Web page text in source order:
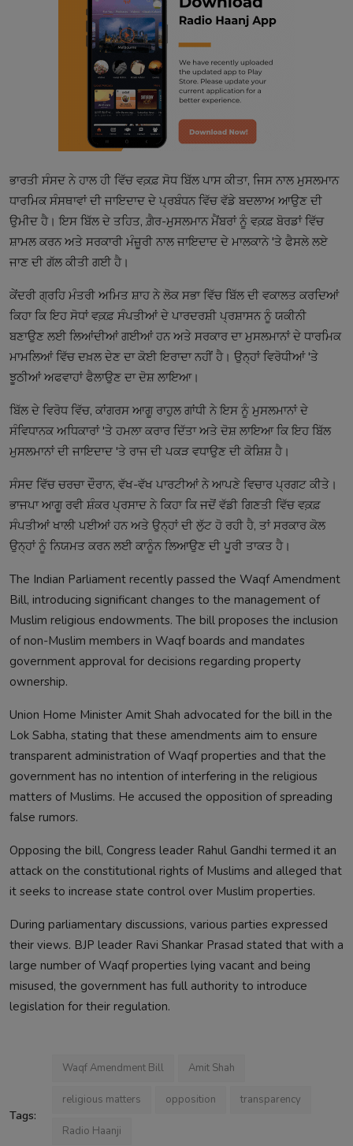
ਭਾਰਤੀ ਸੰਸਦ ਨੇ ਹਾਲ ਹੀ ਵਿੱਚ ਵਕ਼ਫ਼ ਸੋਧ ਬਿੱਲ ਪਾਸ ਕੀਤਾ, ਜਿਸ ਨਾਲ ਮੁਸਲਮਾਨ
ਧਾਰਮਿਕ ਸੰਸਥਾਵਾਂ ਦੀ ਜਾਇਦਾਦ ਦੇ ਪ੍ਰਬੰਧਨ ਵਿੱਚ ਵੱਡੇ ਬਦਲਾਅ ਆਉਣ ਦੀ
ਉਮੀਦ ਹੈ। ਇਸ ਬਿੱਲ ਦੇ ਤਹਿਤ, ਗ਼ੈਰ-ਮੁਸਲਮਾਨ ਮੈਂਬਰਾਂ ਨੂੰ ਵਕ਼ਫ਼ ਬੋਰਡਾਂ ਵਿੱਚ
ਸ਼ਾਮਲ ਕਰਨ ਅਤੇ ਸਰਕਾਰੀ ਮੰਜ਼ੂਰੀ ਨਾਲ ਜਾਇਦਾਦ ਦੇ ਮਾਲਕਾਨੇ 'ਤੇ ਫੈਸਲੇ ਲਏ
ਜਾਣ ਦੀ ਗੱਲ ਕੀਤੀ ਗਈ ਹੈ। ​
ਕੇਂਦਰੀ ਗ੍ਰਹਿ ਮੰਤਰੀ ਅਮਿਤ ਸ਼ਾਹ ਨੇ ਲੋਕ ਸਭਾ ਵਿੱਚ ਬਿੱਲ ਦੀ ਵਕਾਲਤ ਕਰਦਿਆਂ
ਕਿਹਾ ਕਿ ਇਹ ਸੋਧਾਂ ਵਕ਼ਫ਼ ਸੰਪਤੀਆਂ ਦੇ ਪਾਰਦਰਸ਼ੀ ਪ੍ਰਸ਼ਾਸਨ ਨੂੰ ਯਕੀਨੀ
ਬਣਾਉਣ ਲਈ ਲਿਆਂਦੀਆਂ ਗਈਆਂ ਹਨ ਅਤੇ ਸਰਕਾਰ ਦਾ ਮੁਸਲਮਾਨਾਂ ਦੇ ਧਾਰਮਿਕ
ਮਾਮਲਿਆਂ ਵਿੱਚ ਦਖ਼ਲ ਦੇਣ ਦਾ ਕੋਈ ਇਰਾਦਾ ਨਹੀਂ ਹੈ। ਉਨ੍ਹਾਂ ਵਿਰੋਧੀਆਂ 'ਤੇ
ਝੂਠੀਆਂ ਅਫਵਾਹਾਂ ਫੈਲਾਉਣ ਦਾ ਦੋਸ਼ ਲਾਇਆ। ​
ਬਿੱਲ ਦੇ ਵਿਰੋਧ ਵਿੱਚ, ਕਾਂਗਰਸ ਆਗੂ ਰਾਹੁਲ ਗਾਂਧੀ ਨੇ ਇਸ ਨੂੰ ਮੁਸਲਮਾਨਾਂ ਦੇ
ਸੰਵਿਧਾਨਕ ਅਧਿਕਾਰਾਂ 'ਤੇ ਹਮਲਾ ਕਰਾਰ ਦਿੱਤਾ ਅਤੇ ਦੋਸ਼ ਲਾਇਆ ਕਿ ਇਹ ਬਿੱਲ
ਮੁਸਲਮਾਨਾਂ ਦੀ ਜਾਇਦਾਦ 'ਤੇ ਰਾਜ ਦੀ ਪਕੜ ਵਧਾਉਣ ਦੀ ਕੋਸ਼ਿਸ਼ ਹੈ। ​
ਸੰਸਦ ਵਿੱਚ ਚਰਚਾ ਦੌਰਾਨ, ਵੱਖ-ਵੱਖ ਪਾਰਟੀਆਂ ਨੇ ਆਪਣੇ ਵਿਚਾਰ ਪ੍ਰਗਟ ਕੀਤੇ।
ਭਾਜਪਾ ਆਗੂ ਰਵੀ ਸ਼ੰਕਰ ਪ੍ਰਸਾਦ ਨੇ ਕਿਹਾ ਕਿ ਜਦੋਂ ਵੱਡੀ ਗਿਣਤੀ ਵਿੱਚ ਵਕ਼ਫ਼
ਸੰਪਤੀਆਂ ਖਾਲੀ ਪਈਆਂ ਹਨ ਅਤੇ ਉਨ੍ਹਾਂ ਦੀ ਲੁੱਟ ਹੋ ਰਹੀ ਹੈ, ਤਾਂ ਸਰਕਾਰ ਕੋਲ
ਉਨ੍ਹਾਂ ਨੂੰ ਨਿਯਮਤ ਕਰਨ ਲਈ ਕਾਨੂੰਨ ਲਿਆਉਣ ਦੀ ਪੂਰੀ ਤਾਕਤ ਹੈ। ​
The Indian Parliament recently passed the Waqf Amendment
Bill, introducing significant changes to the management of
Muslim religious endowments. The bill proposes the inclusion
of non-Muslim members in Waqf boards and mandates
government approval for decisions regarding property
ownership.
Union Home Minister Amit Shah advocated for the bill in the
Lok Sabha, stating that these amendments aim to ensure
transparent administration of Waqf properties and that the
government has no intention of interfering in the religious
matters of Muslims. He accused the opposition of spreading
false rumors.
Opposing the bill, Congress leader Rahul Gandhi termed it an
attack on the constitutional rights of Muslims and alleged that
it seeks to increase state control over Muslim properties.
During parliamentary discussions, various parties expressed
their views. BJP leader Ravi Shankar Prasad stated that with a
large number of Waqf properties lying vacant and being
misused, the government has full authority to introduce
legislation for their regulation.
Tags:
Waqf Amendment Bill Amit Shah
religious matters opposition transparency
Radio Haanji